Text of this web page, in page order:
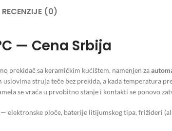
RECENZIJE (0)
— Cena Srbija
prekidač sa keramičkim kućištem, namenjen za
struja teče bez prekida, a kada temperatura
se vraća u prvobitno stanje i kontakti se ponovo
elektronske ploče, baterije litijumskog tipa, frižideri